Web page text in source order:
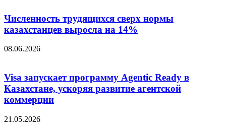
Численность трудящихся сверх нормы
казахстанцев выросла на 14%
08.06.2026
Visa запускает программу Agentic Ready в
Казахстане, ускоряя развитие агентской
коммерции
21.05.2026